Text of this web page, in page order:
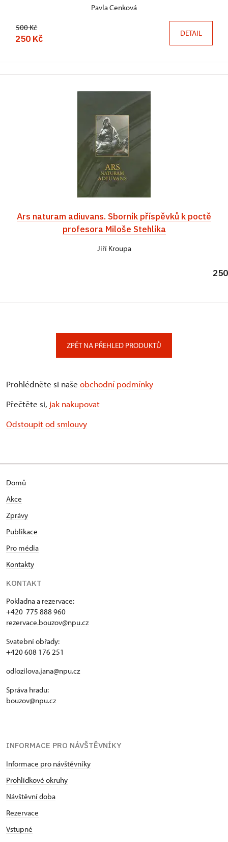
Pavla Cenková
500 Kč
250 Kč DETAIL
Ars naturam adiuvans. Sborník příspěvků k poctě
profesora Miloše Stehlíka
Jiří Kroupa
ZPĚT NA PŘEHLED PRODUKTŮ
Prohlédněte si naše obchodní podmínky
Přečtěte si, jak nakupovat
Odstoupit od smlouvy
Domů
Akce
Zprávy
Publikace
Pro média
Kontakty
KONTAKT
Pokladna a rezervace:
+420 775 888 960
rezervace.bouzov@npu.cz
Svatební obřady:
+420 608 176 251
odlozilova.jana@npu.cz
Správa hradu:
bouzov@npu.cz
INFORMACE PRO NÁVŠTĚVNÍKY
Informace pro návštěvníky
Prohlídkové okruhy
Návštěvní doba
Rezervace
Vstupné